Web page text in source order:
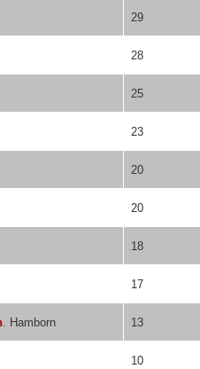
29
28
25
23
20
20
18
17
. Hamborn 13
10